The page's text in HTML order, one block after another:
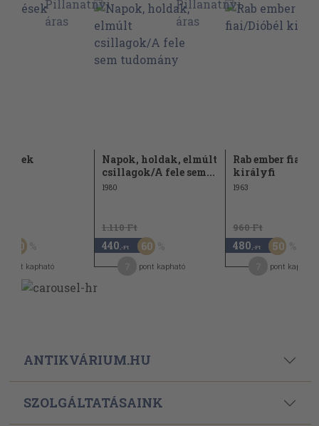
30
pont kapható
Napok, holdak, elmúlt
csillagok/A fele sem...
1980
1.110 Ft
440 ,-Ft 60
pont kapható
Rab ember fiai/
királyfi
1963
960 Ft
480 ,-Ft 50
pont kapható
ANTIKVÁRIUM.HU
SZOLGÁLTATÁSAINK